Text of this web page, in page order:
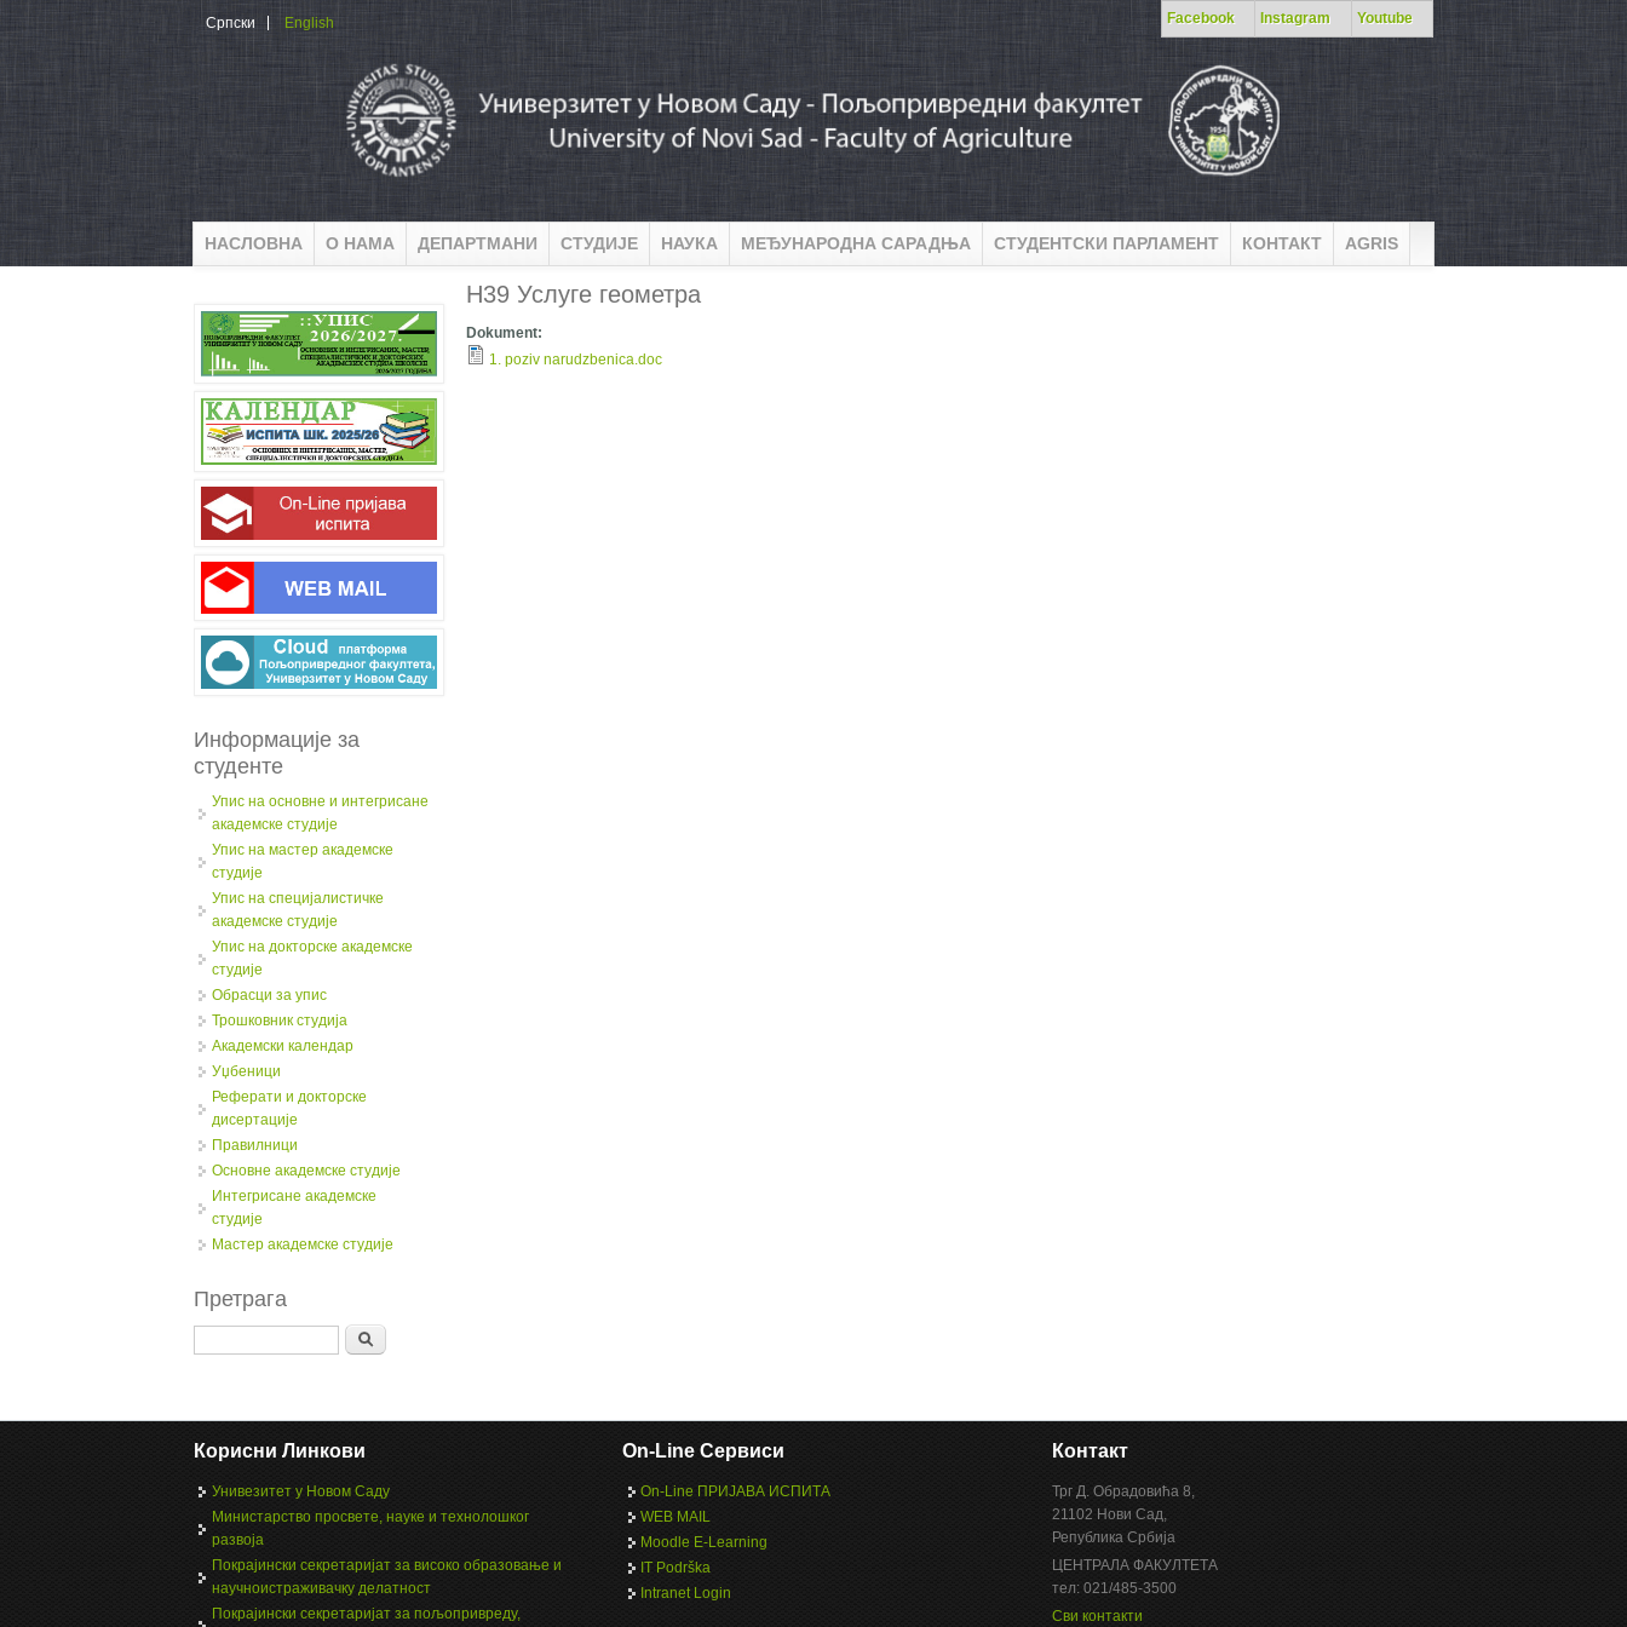
Skip to main content Facebook Instagram Youtube
Српски English
НАСЛОВНА О НАМА ДЕПАРТМАНИ СТУДИЈЕ НАУКА МЕЂУНАРОДНА САРАДЊА СТУДЕНТСКИ ПАРЛАМЕНТ КОНТАКТ AGRIS
Н39 Услуге геометра
Dokument:
1. poziv narudzbenica.doc
Информације за
студенте
Упис на основне и интегрисане
академске студије
Упис на мастер академске
студије
Упис на специјалистичке
академске студије
Упис на докторске академске
студије
Обрасци за упис
Трошковник студија
Академски календар
Уџбеници
Реферати и докторске
дисертације
Правилници
Oсновне академске студије
Интегрисане академске
студије
Мастер академске студије
Претрага
Корисни Линкови
Унивезитет у Новом Саду
Министарство просвете, науке и технолошког
развоја
Покрајински секретаријат за високо образовање и
научноистраживачку делатност
Покрајински секретаријат за пољопривреду,
On-Line Сервиси
On-Line ПРИЈАВА ИСПИТА
WEB MAIL
Moodle E-Learning
IT Podrška
Intranet Login
Контакт
Трг Д. Обрадовића 8,
21102 Нови Сад,
Република Србија
ЦЕНТРАЛА ФАКУЛТЕТА
тел: 021/485-3500
Сви контакти